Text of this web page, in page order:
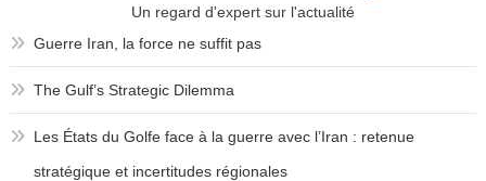
Un regard d'expert sur l'actualité
Guerre Iran, la force ne suffit pas
The Gulf’s Strategic Dilemma
Les États du Golfe face à la guerre avec l’Iran : retenue
stratégique et incertitudes régionales